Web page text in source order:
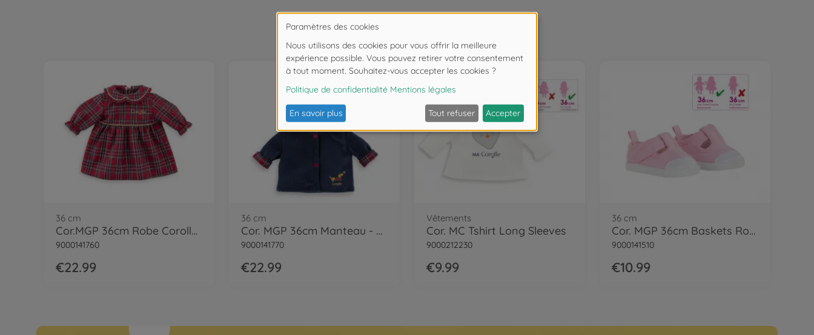
Souvent achetés ensemble
36 cm
Cor.MGP 36cm Robe Corolle Holidays
9000141760
€22.99
36 cm
Cor. MGP 36cm Manteau - Corolle Holidays
9000141770
€22.99
Vêtements
Cor. MC Tshirt Long Sleeves
9000212230
€9.99
36 cm
Cor. MGP 36cm Baskets Roses
9000141510
€10.99